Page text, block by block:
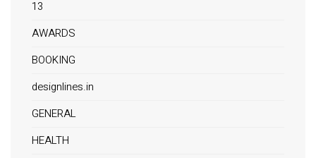
13
AWARDS
BOOKING
designlines.in
GENERAL
HEALTH